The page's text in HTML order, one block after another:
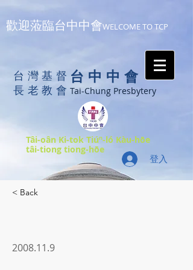
歡迎蒞臨台中中會WELCOME TO TCP
台灣基督
長老教會
台中中會
Tai-Chung Presbytery
Tâi-oân Ki-tok Tiúⁿ-ló Kàu-hōe
tâi-tiong tiong-hōe
登入
< Back
2008.11.9